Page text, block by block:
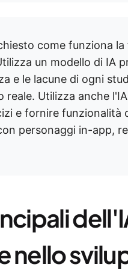
come funziona
un modello di IA
e le lacune di ogni
reale. Utilizza anche
e fornire funzionalità
personaggi in-app,
nello